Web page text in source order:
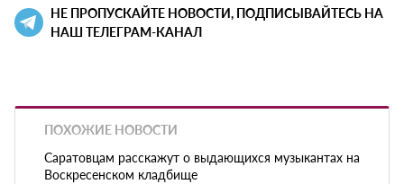
НЕ ПРОПУСКАЙТЕ НОВОСТИ, ПОДПИСЫВАЙТЕСЬ НА
НАШ ТЕЛЕГРАМ-КАНАЛ
ПОХОЖИЕ НОВОСТИ
Саратовцам расскажут о выдающихся музыкантах на
Воскресенском кладбище